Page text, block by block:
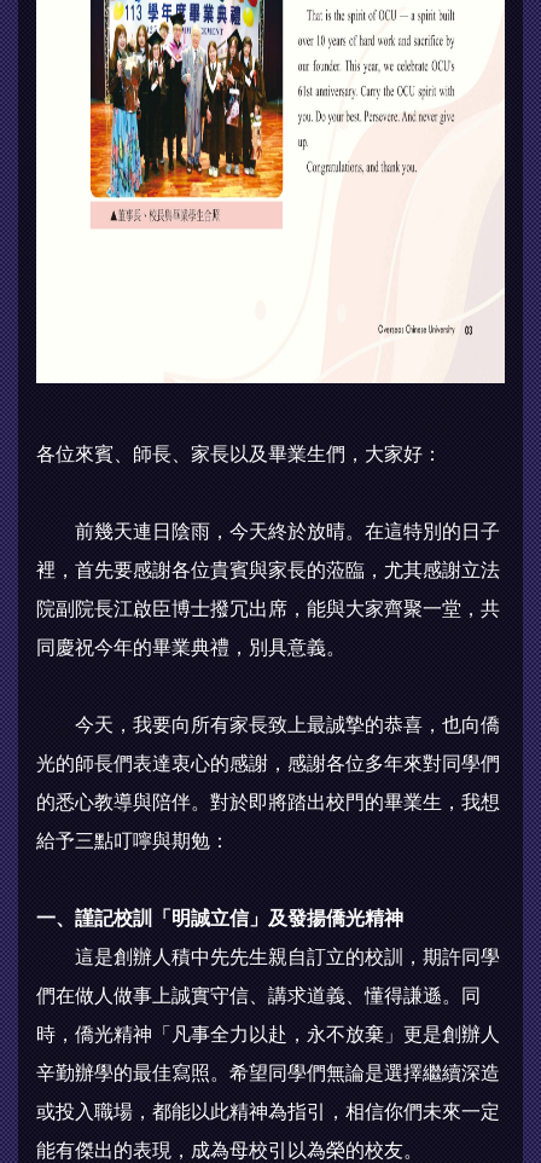
各位來賓、師長、家長以及畢業生們，大家好：
前幾天連日陰雨，今天終於放晴。在這特別的日子
裡，首先要感謝各位貴賓與家長的蒞臨，尤其感謝立法
院副院長江啟臣博士撥冗出席，能與大家齊聚一堂，共
同慶祝今年的畢業典禮，別具意義。
今天，我要向所有家長致上最誠摯的恭喜，也向僑
光的師長們表達衷心的感謝，感謝各位多年來對同學們
的悉心教導與陪伴。對於即將踏出校門的畢業生，我想
給予三點叮嚀與期勉：
一、謹記校訓「明誠立信」及發揚僑光精神
這是創辦人積中先先生親自訂立的校訓，期許同學
們在做人做事上誠實守信、講求道義、懂得謙遜。同
時，僑光精神「凡事全力以赴，永不放棄」更是創辦人
辛勤辦學的最佳寫照。希望同學們無論是選擇繼續深造
或投入職場，都能以此精神為指引，相信你們未來一定
能有傑出的表現，成為母校引以為榮的校友。